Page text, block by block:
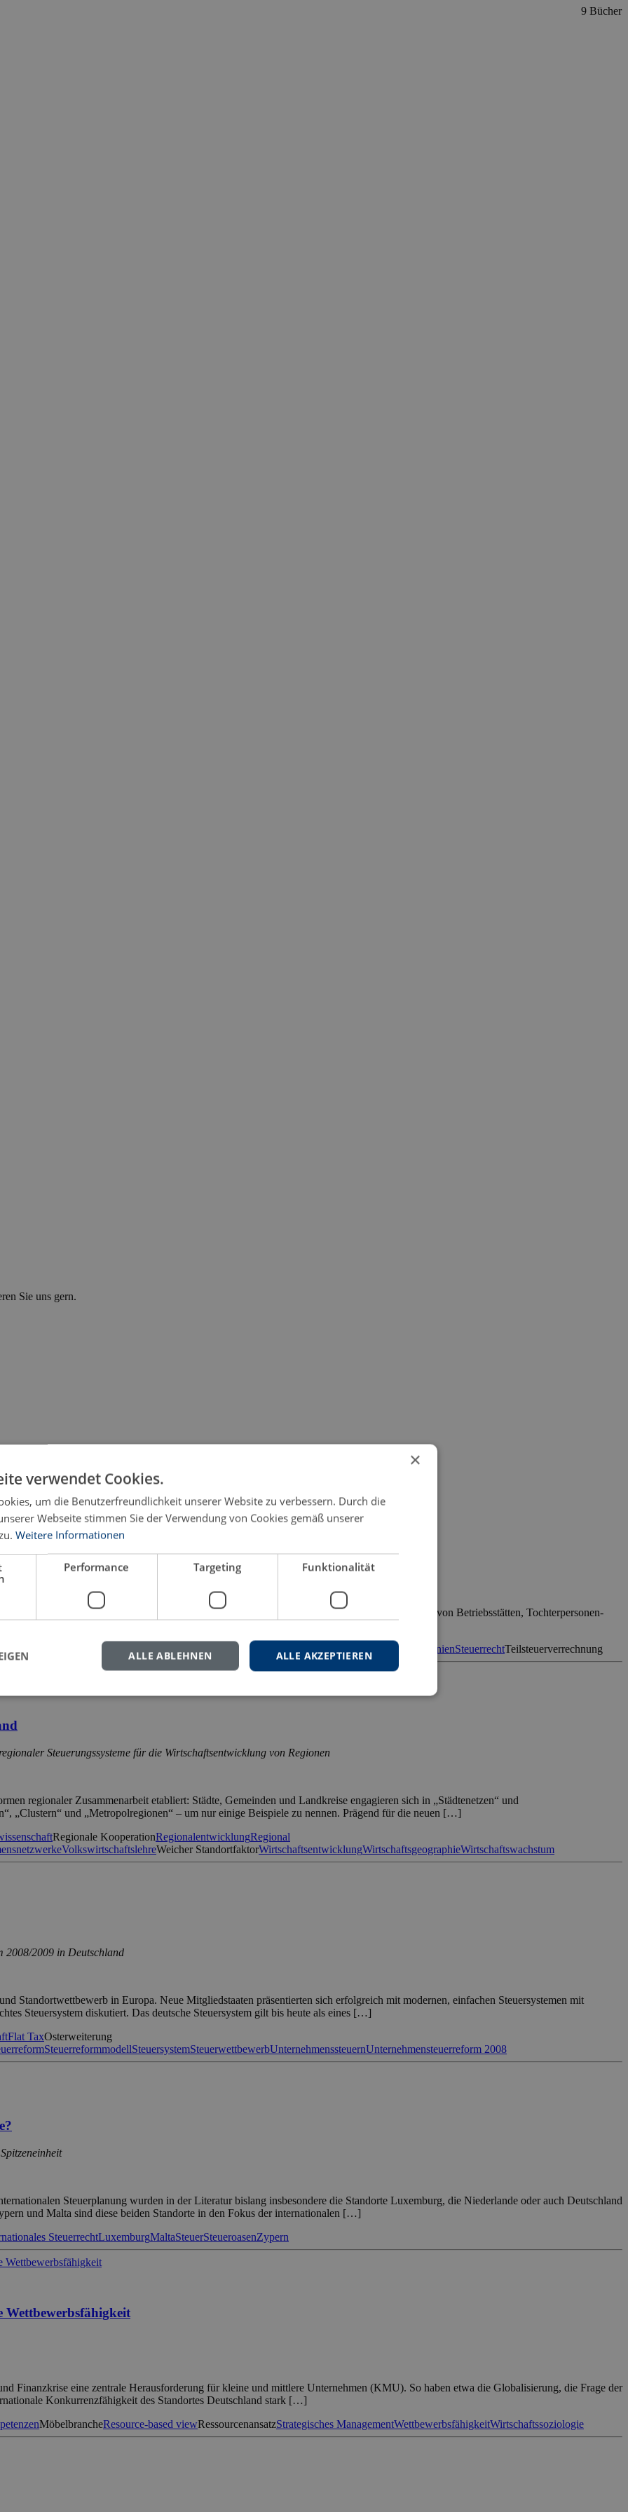
9 Bücher
Sie uns gern.
Sicht
deutscher Unternehmen in Rumänien und die hohe Bedeutung des Standortfaktors Besteuerung von Betriebsstätten, Tochterpersonen-
Die Kombination der beiden Motive führt zur Direktinvestitionstheorie von […]
Doppelbesteuerung Effektive Steuerbelastung Grenzüberschreitende Investitionen RumänienSteuerrechtTeilsteuerverrechnung
Steuerungssysteme für die Wirtschaftsentwicklung von Regionen
regionaler Zusammenarbeit etabliert: Städte, Gemeinden und Landkreise engagieren sich in „Städtenetzen“ und
„Clustern“ und „Metropolregionen“ – um nur einige Beispiele zu nennen. Prägend für die neuen […]
Regionale KooperationRegionalentwicklungRegional
VolkswirtschaftslehreWeicher StandortfaktorWirtschaftsentwicklungWirtschaftsgeographieWirtschaftswachstum
2008/2009 in Deutschland
Standortwettbewerb in Europa. Neue Mitgliedstaaten präsentierten sich erfolgreich mit modernen, einfachen Steuersystemen mit
Steuersystem diskutiert. Das deutsche Steuersystem gilt bis heute als eines […]
Flat TaxOsterweiterung
SteuerreformmodellSteuersystemSteuerwettbewerbUnternehmenssteuernUnternehmensteuerreform 2008
Steuerplanung wurden in der Literatur bislang insbesondere die Standorte Luxemburg, die Niederlande oder auch Deutschland
und Malta sind diese beiden Standorte in den Fokus der internationalen […]
SteuerrechtLuxemburgMaltaSteuerSteueroasenZypern
Wettbewerbsfähigkeit
Finanzkrise eine zentrale Herausforderung für kleine und mittlere Unternehmen (KMU). So haben etwa die Globalisierung, die Frage der
Konkurrenzfähigkeit des Standortes Deutschland stark […]
MöbelbrancheResource-based viewRessourcenansatzStrategisches ManagementWettbewerbsfähigkeitWirtschaftssoziologie
×
verwendet Cookies.
um die Benutzerfreundlichkeit unserer Website zu verbessern. Durch die
Webseite stimmen Sie der Verwendung von Cookies gemäß unserer
Weitere Informationen
Performance Targeting Funktionalität
ALLE AKZEPTIEREN
ALLE ABLEHNEN